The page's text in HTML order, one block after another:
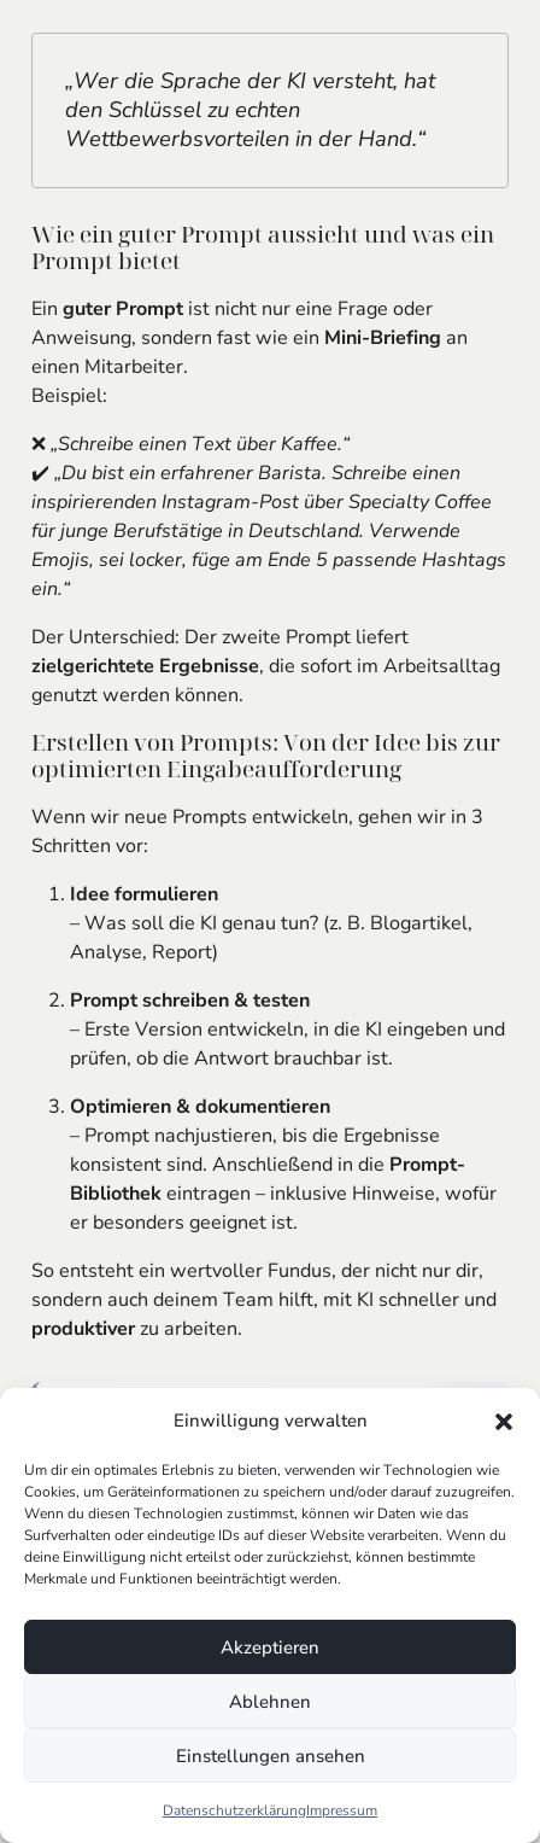
Einwilligung verwalten
Um dir ein optimales Erlebnis zu bieten, verwenden wir Technologien wie
Cookies, um Geräteinformationen zu speichern und/oder darauf zuzugreifen.
Wenn du diesen Technologien zustimmst, können wir Daten wie das
Surfverhalten oder eindeutige IDs auf dieser Website verarbeiten. Wenn du
deine Einwilligung nicht erteilst oder zurückziehst, können bestimmte
Merkmale und Funktionen beeinträchtigt werden.
Akzeptieren
Ablehnen
Einstellungen ansehen
DatenschutzerklärungImpressum
„Wer die Sprache der KI versteht, hat
den Schlüssel zu echten
Wettbewerbsvorteilen in der Hand.“
Wie ein guter Prompt aussieht und was ein
Prompt bietet
Ein guter Promptist nicht nur eine Frage oder
Anweisung, sondern fast wie ein Mini-Briefing an
einen Mitarbeiter.
Beispiel:
❌„Schreibe einen Text über Kaffee.“
✔️„Du bist ein erfahrener Barista. Schreibe einen
inspirierenden Instagram-Post über Specialty Coffee
für junge Berufstätige in Deutschland. Verwende
Emojis, sei locker, füge am Ende 5 passende Hashtags
ein.“
Der Unterschied: Der zweite Prompt liefert
zielgerichtete Ergebnisse, die sofort im Arbeitsalltag
genutzt werden können.
Erstellen von Prompts: Von der Idee bis zur
optimierten Eingabeaufforderung
Wenn wir neue Prompts entwickeln, gehen wir in 3
Schritten vor:
Idee formulieren
– Was soll die KI genau tun? (z. B. Blogartikel,
Analyse, Report)
Prompt schreiben & testen
– Erste Version entwickeln, in die KI eingeben und
prüfen, ob die Antwort brauchbar ist.
Optimieren & dokumentieren
– Prompt nachjustieren, bis die Ergebnisse
konsistent sind. Anschließend in die Prompt-
Bibliothekeintragen – inklusive Hinweise, wofür
er besonders geeignet ist.
So entsteht ein wertvoller Fundus, der nicht nur dir,
sondern auch deinem Team hilft, mit KI schneller und
produktiverzu arbeiten.
KI im Unternehmen praktisch
AI Cowork ist einKI-Systemfür Unternehmen, das
E-Mails, Meeting-Zusammenfassungen, KI-CRM,
automatische Aufgabenverteilung und vieles mehr
unterstützt. DSGVO-konform und individuell auf
dein Unternehmen trainiert.
Prompts: Was du wissen musst